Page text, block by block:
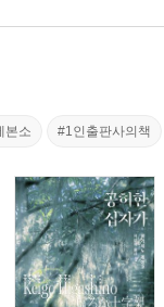
본소 #1인출판사의책